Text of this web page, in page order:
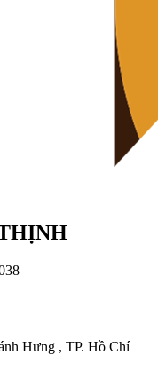
Hưng , TP. Hồ Chí